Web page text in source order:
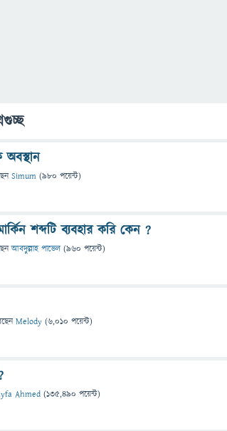
Simum (980 পয়েন্ট)
শব্দটি ব্যবহার করি কেন ?
আবদুল্লাহ পাভেল (960 পয়েন্ট)
Melody (6,010 পয়েন্ট)
Ahmed (135,490 পয়েন্ট)